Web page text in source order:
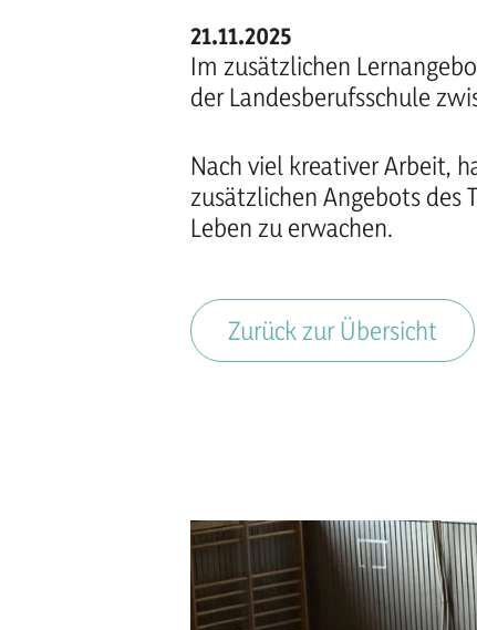
21.11.2025
Im zusätzlichen
der Landesberufsschule
Nach viel kreativer Arbeit,
zusätzlichen Angebots des
Leben zu erwachen.
Zurück zur Übersicht